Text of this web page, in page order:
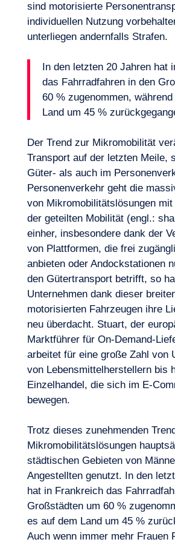
Lust, an Bord zu gehen?
sind motorisierte
individuellen Nutzung
unterliegen andernfalls Strafen.
In den letzten 20 Jahren hat
das Fahrradfahren in den
60 % zugenommen,
Land um 45 %
Der Trend zur Mikromobilität
Transport auf der letzten Meile,
Güter- als auch im
Personenverkehr geht die
von Mikromobilitätslösungen mit
der geteilten Mobilität (engl.:
einher, insbesondere dank der
von Plattformen, die frei
anbieten oder Andockstationen
den Gütertransport betrifft, so
Unternehmen dank dieser
motorisierten Fahrzeugen ihre
neu überdacht. Stuart, der
Marktführer für On-Demand-
arbeitet für eine große Zahl von
von Lebensmittelherstellern bis
Einzelhandel, die sich im E-
bewegen.
Trotz dieses zunehmenden
Mikromobilitätslösungen
städtischen Gebieten von
Angestellten genutzt. In den
hat in Frankreich das
Großstädten um 60 %
es auf dem Land um 45 %
Auch wenn immer mehr Frauen